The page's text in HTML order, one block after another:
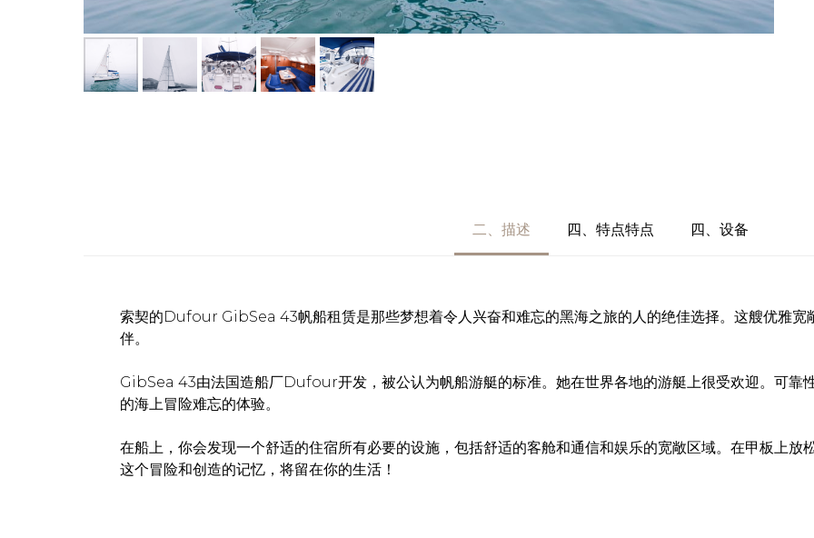
二、描述 四、特点特点 四、设备
索契的Dufour GibSea 43帆船租赁是那些梦想着令人兴奋和难忘的黑海之旅的人的绝佳选择。这艘优雅宽
伴。
GibSea 43由法国造船厂Dufour开发，被公认为帆船游艇的标准。她在世界各地的游艇上很受欢迎。可靠
的海上冒险难忘的体验。
在船上，你会发现一个舒适的住宿所有必要的设施，包括舒适的客舱和通信和娱乐的宽敞区域。在甲板上放
这个冒险和创造的记忆，将留在你的生活！